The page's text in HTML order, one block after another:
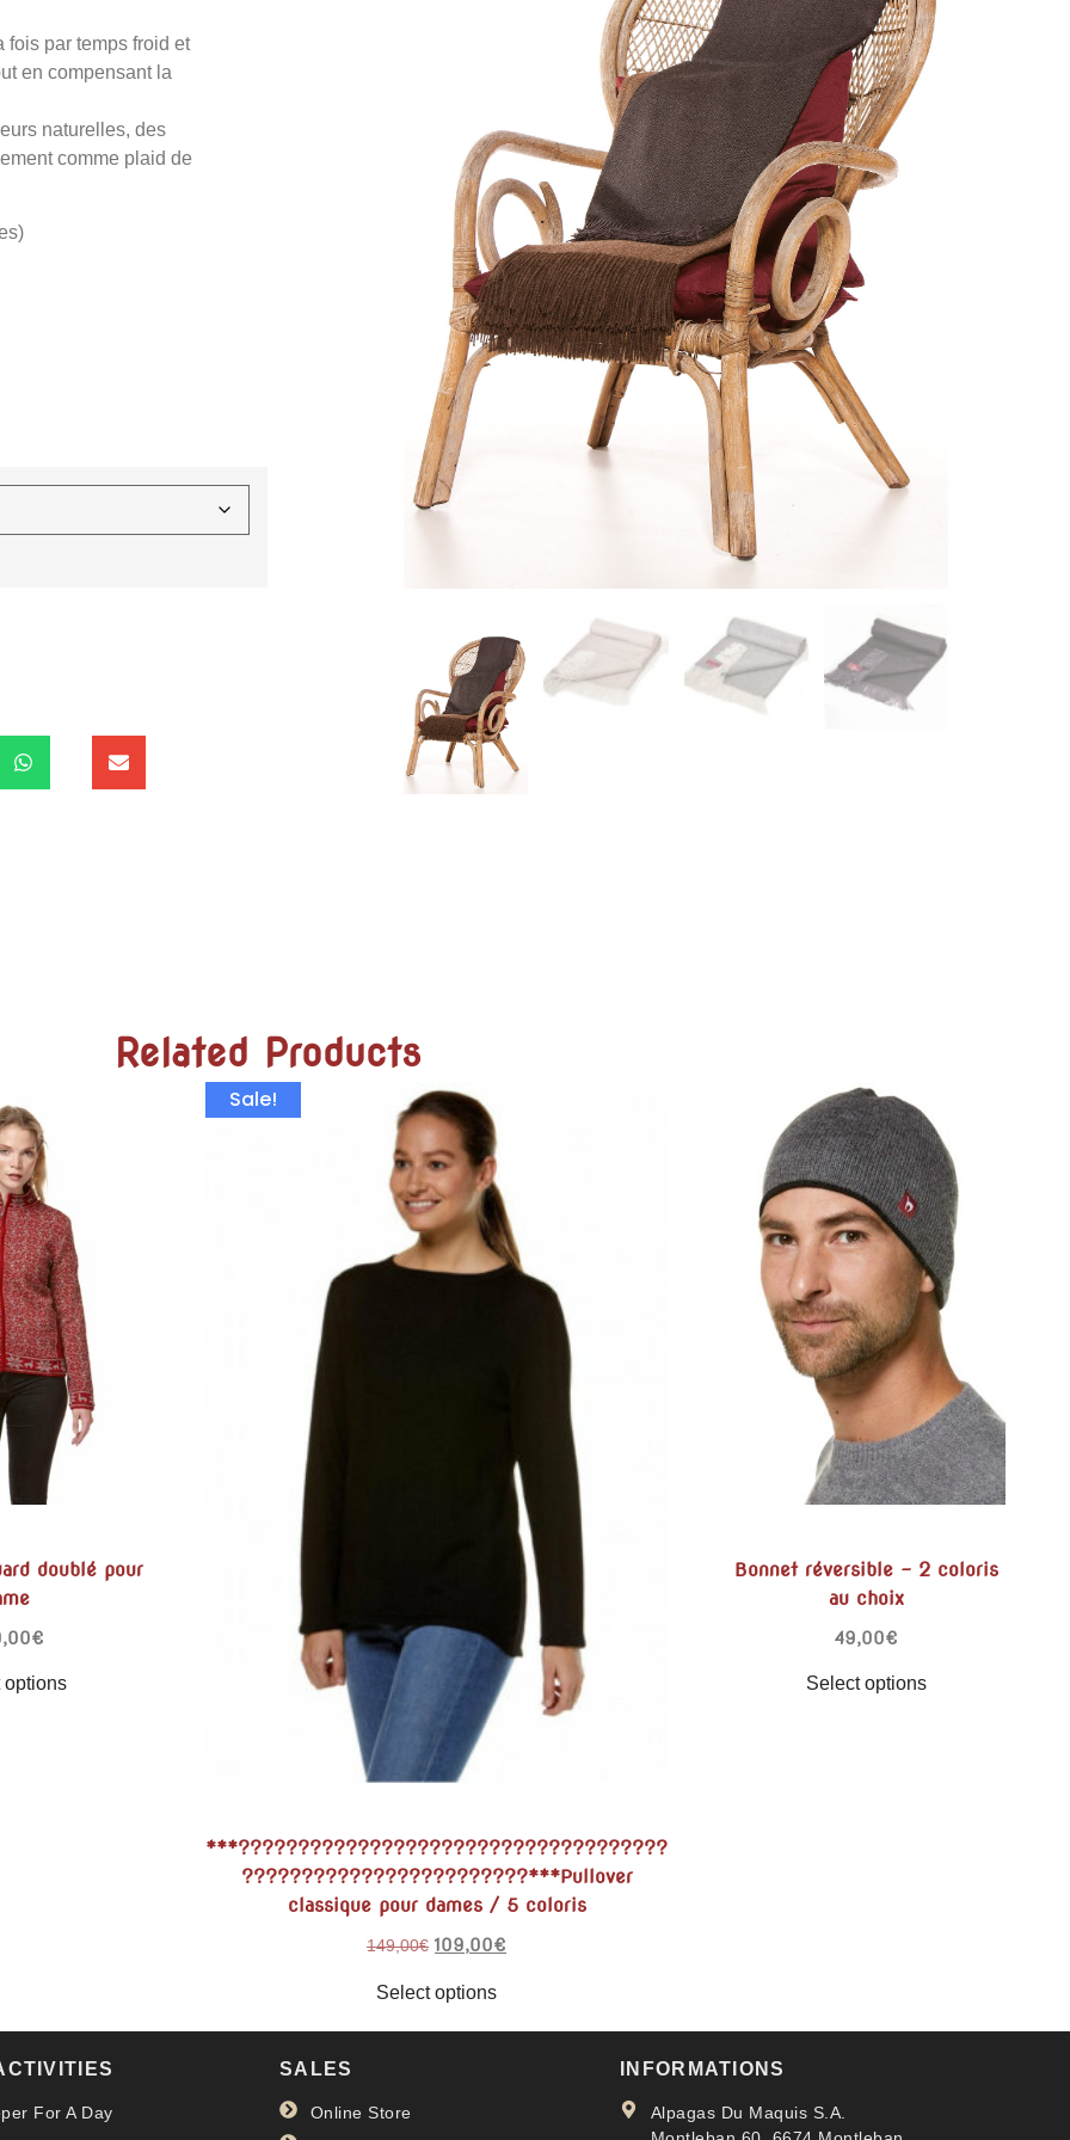
fois par temps froid et
en compensant la
naturelles, des
comme plaid de
Related Products
doublé pour
€
options
Sale!
***????????????????????????????????????
????????????????????????***Pullover
classique pour dames / 5 coloris
149,00€ 109,00€
Select options
Bonnet réversible – 2 coloris
au choix
49,00€
Select options
For A Day
SALES
Online Store
INFORMATIONS
Alpagas Du Maquis S.A.